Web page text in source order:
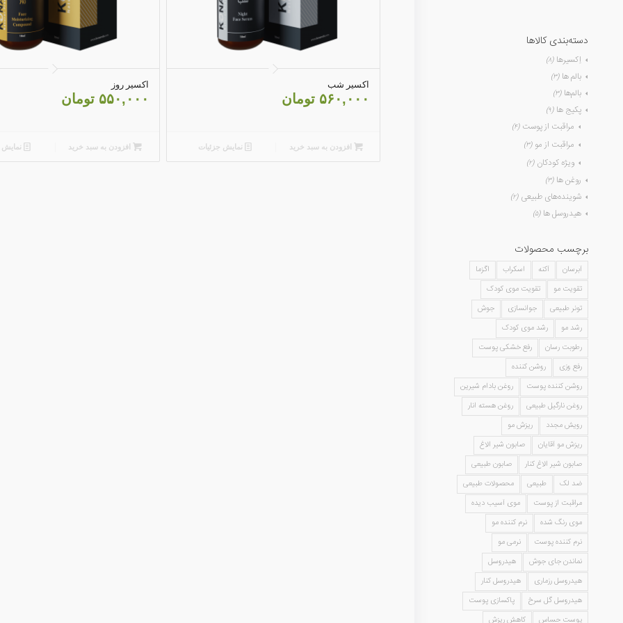
4.67
اکسیر شب
۵۶۰,۰۰۰ تومان
افزودن به سبد خرید نمایش جزئیات
5.00
اکسیر روز
۵۵۰,۰۰۰ تومان
افزودن به سبد خرید نمایش
دسته‌بندی کالاها
اِکسیرها (۸)
بالم ها (۳)
بالم‌ها (۳)
پکیج ها (۹)
مراقبت از پوست (۴)
مراقبت از مو (۳)
ویژه کودکان (۲)
روغن ها (۳)
شوینده‌های طبیعی (۲)
هیدروسل ها (۵)
برچسب محصولات
آبرسان آکنه اسکراب
اگزما
تقویت مو
تقویت موی کودک
تونر طبیعی
جوانسازی
جوش
رشد مو
رشد موی کودک
رطوبت رسان
رفع خشکی پوست
رفع وزی
روشن کننده
روشن کننده پوست
روغن بادام شیرین
روغن نارگیل طبیعی
روغن هسته انار
رویش مجدد
ریزش مو
ریزش مو آقایان
صابون شیر الاغ
صابون شیر الاغ کنار
صابون طبیعی
ضد لک
طبیعی
محصولات طبیعی
مراقبت از پوست
موی آسیب دیده
موی رنگ شده
نرم کننده مو
نرم کننده پوست
نرمی مو
نماندن جای جوش
هیدروسل
هیدروسل رزماری
هیدروسل کنار
هیدروسل گل سرخ
پاکسازی پوست
پوست حساس
کاهش ریزش